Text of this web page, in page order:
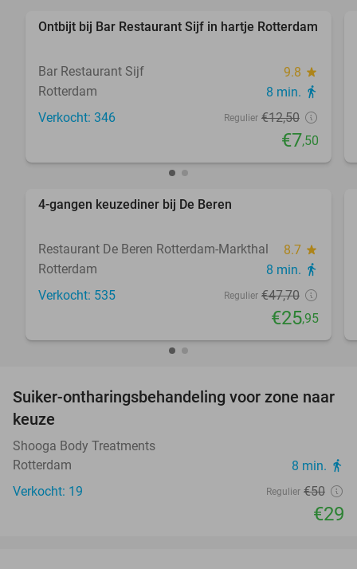
40%
Ontbijt bij Bar Restaurant Sijf in hartje Rotterdam
Bar Restaurant Sijf 9.8 star
Rotterdam 8 min. directions_walk
Verkocht: 346 Regulier €12,50
€7,50
favorite_border
4-gangen keuzediner bij De Beren
Restaurant De Beren Rotterdam-Markthal 8.7 star
Rotterdam 8 min. directions_walk
Verkocht: 535 Regulier €47,70
€25,95
42%
Suiker-ontharingsbehandeling voor zone naar
keuze
Shooga Body Treatments
Rotterdam
8 min. directions_walk
Verkocht: 19 Regulier €50
€29